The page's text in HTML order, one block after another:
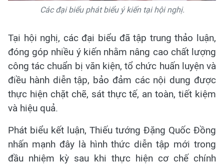
Các đại biểu phát biểu ý kiến tại hội nghị.
Tại hội nghị, các đại biểu đã tập trung thảo luận,
đóng góp nhiều ý kiến nhằm nâng cao chất lượng
công tác chuẩn bị văn kiện, tổ chức huấn luyện và
điều hành diễn tập, bảo đảm các nội dung được
thực hiện chặt chẽ, sát thực tế, an toàn, tiết kiệm
và hiệu quả.
Phát biểu kết luận, Thiếu tướng Đặng Quốc Đồng
nhấn mạnh đây là hình thức diễn tập mới trong
đầu nhiệm kỳ sau khi thực hiện cơ chế chính